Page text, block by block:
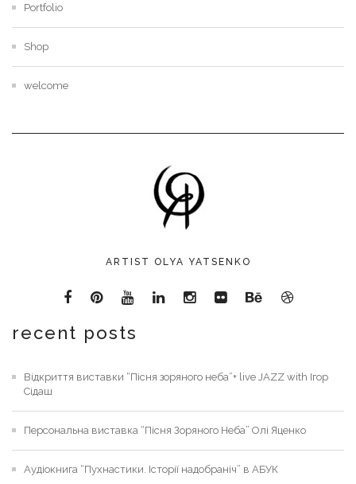
Portfolio
Shop
welcome
ARTIST OLYA YATSENKO
recent posts
Відкриття виставки “Пісня зоряного неба”+ live JAZZ with Ігор
Сідаш
Персональна виставка “Пісня Зоряного Неба” Олі Яценко
Аудіокнига “Пухнастики. Історії надобраніч” в АБУК